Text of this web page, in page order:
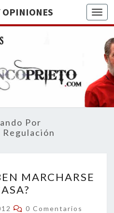
OPINIONES
DE
BREVE
RECORRIDO
VITAL Y
ACTUALIDAD
Por
Regulación
DEBEN
MARCHARSE
A
MARCHARSE
Comentarios
0 Comentarios